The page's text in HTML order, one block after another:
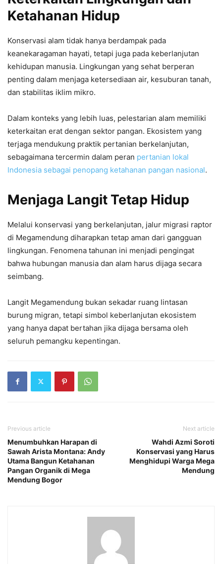
Ketahanan Hidup
Konservasi alam tidak hanya berdampak pada
keanekaragaman hayati, tetapi juga pada keberlanjutan
kehidupan manusia. Lingkungan yang sehat berperan
penting dalam menjaga ketersediaan air, kesuburan tanah,
dan stabilitas iklim mikro.
Dalam konteks yang lebih luas, pelestarian alam memiliki
keterkaitan erat dengan sektor pangan. Ekosistem yang
terjaga mendukung praktik pertanian berkelanjutan,
sebagaimana tercermin dalam peran pertanian lokal
Indonesia sebagai penopang ketahanan pangan nasional.
Menjaga Langit Tetap Hidup
Melalui konservasi yang berkelanjutan, jalur migrasi raptor
di Megamendung diharapkan tetap aman dari gangguan
lingkungan. Fenomena tahunan ini menjadi pengingat
bahwa hubungan manusia dan alam harus dijaga secara
seimbang.
Langit Megamendung bukan sekadar ruang lintasan
burung migran, tetapi simbol keberlanjutan ekosistem
yang hanya dapat bertahan jika dijaga bersama oleh
seluruh pemangku kepentingan.
Previous article
Menumbuhkan Harapan di
Sawah Arista Montana: Andy
Utama Bangun Ketahanan
Pangan Organik di Mega
Mendung Bogor
Next article
Wahdi Azmi Soroti
Konservasi yang Harus
Menghidupi Warga Mega
Mendung